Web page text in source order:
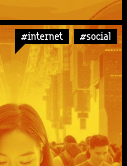
#internet #social